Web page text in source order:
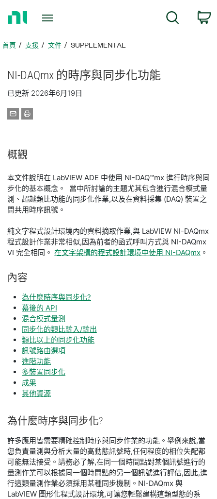
頁首頁 支援 文件 SUPPLEMENTAL
NI-DAQmx 的時序與同步化功能
已更新 2026年6月19日
概觀
本文件說明在 LabVIEW ADE 中使用 NI-DAQ™mx 進行時序與同
步化的基本概念。 當中所討論的主題尤其包含進行混合模式量
測、超越類比功能的同步化作業,以及在資料採集 (DAQ) 裝置之
間共用時序訊號。
純文字程式設計環境內的資料摘取作業,與 LabVIEW NI-DAQmx
程式設計作業非常相似,因為前者的函式呼叫方式與 NI-DAQmx
VI 完全相同。 在文字架構的程式設計環境中使用 NI-DAQmx 。
內容
為什麼時序與同步化?
幕後的 API
混合模式量測
同步化的類比輸入/輸出
類比以上的同步化功能
訊號路由選項
進階功能
多裝置同步化
成果
其他資源
為什麼時序與同步化?
許多應用皆需要精確控制時序與同步作業的功能。舉例來說,當
您負責量測與分析大量的高動態訊號時,任何程度的相位失配都
可能無法接受。請務必了解,在同一個時間點對某個訊號進行的
量測作業可以根據同一個時間點的另一個訊號進行評估,因此,進
行這類量測作業必須採用某種同步機制。NI-DAQmx 與
LabVIEW 圖形化程式設計環境,可讓您輕鬆建構這類型態的系